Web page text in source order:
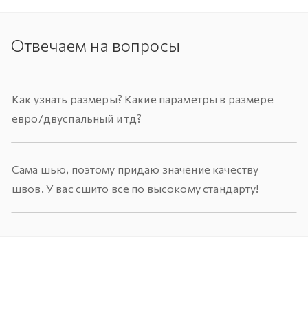
Отвечаем на вопросы
Как узнать размеры? Какие параметры в размере
евро/двуспальный и тд?
Сама шью, поэтому придаю значение качеству
швов. У вас сшито все по высокому стандарту!